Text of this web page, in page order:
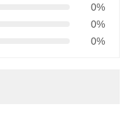
0%
0%
0%